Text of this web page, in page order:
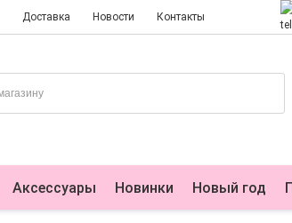
Доставка Новости Контакты
Аксессуары Новинки Новый год